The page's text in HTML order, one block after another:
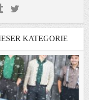
KATEGORIE